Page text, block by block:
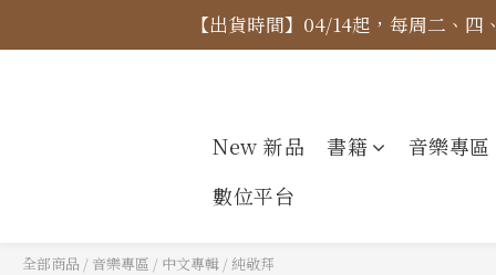
【價格
【出貨時間】04/14起，每周二、
New 新品 書籍
音樂專區
數位平台
全部商品 / 音樂專區 / 中文專輯 / 純敬拜